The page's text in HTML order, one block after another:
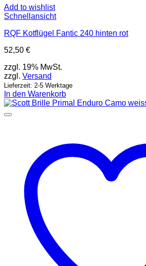
Add to wishlist
Schnellansicht
RQF Kotflügel Fantic 240 hinten rot
52,50 €
zzgl. 19% MwSt.
zzgl. Versand
Lieferzeit: 2-5 Werktage
In den Warenkorb